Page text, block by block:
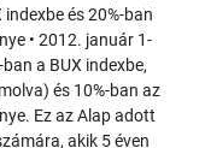
és 20%-ban
• 2012. január 1-
a BUX indexbe,
és 10%-ban az
Ez az Alap adott
akik 5 éven